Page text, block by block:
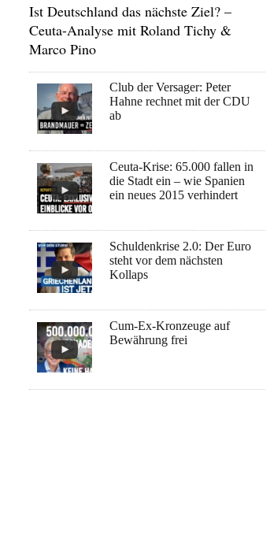
Ist Deutschland das nächste Ziel? –
Ceuta-Analyse mit Roland Tichy &
Marco Pino
Club der Versager: Peter
Hahne rechnet mit der CDU
ab
Ceuta-Krise: 65.000 fallen in
die Stadt ein – wie Spanien
ein neues 2015 verhindert
Schuldenkrise 2.0: Der Euro
steht vor dem nächsten
Kollaps
Cum-Ex-Kronzeuge auf
Bewährung frei